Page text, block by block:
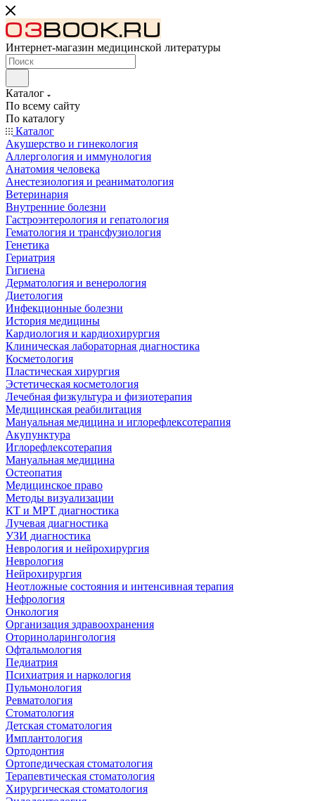
Интернет-магазин медицинской литературы
Каталог
По всему сайту
По каталогу
Каталог
Акушерство и гинекология
Аллергология и иммунология
Анатомия человека
Анестезиология и реаниматология
Ветеринария
Внутренние болезни
Гастроэнтерология и гепатология
Гематология и трансфузиология
Генетика
Гериатрия
Гигиена
Дерматология и венерология
Диетология
Инфекционные болезни
История медицины
Кардиология и кардиохирургия
Клиническая лабораторная диагностика
Косметология
Пластическая хирургия
Эстетическая косметология
Лечебная физкультура и физиотерапия
Медицинская реабилитация
Мануальная медицина и иглорефлексотерапия
Акупунктура
Иглорефлексотерапия
Мануальная медицина
Остеопатия
Медицинское право
Методы визуализации
КТ и МРТ диагностика
Лучевая диагностика
УЗИ диагностика
Неврология и нейрохирургия
Неврология
Нейрохирургия
Неотложные состояния и интенсивная терапия
Нефрология
Онкология
Организация здравоохранения
Оториноларингология
Офтальмология
Педиатрия
Психиатрия и наркология
Пульмонология
Ревматология
Стоматология
Детская стоматология
Имплантология
Ортодонтия
Ортопедическая стоматология
Терапевтическая стоматология
Хирургическая стоматология